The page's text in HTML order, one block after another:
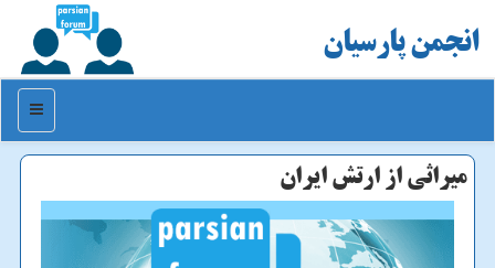
انجمن پارسیان
منو
میراثی از ارتش ایران